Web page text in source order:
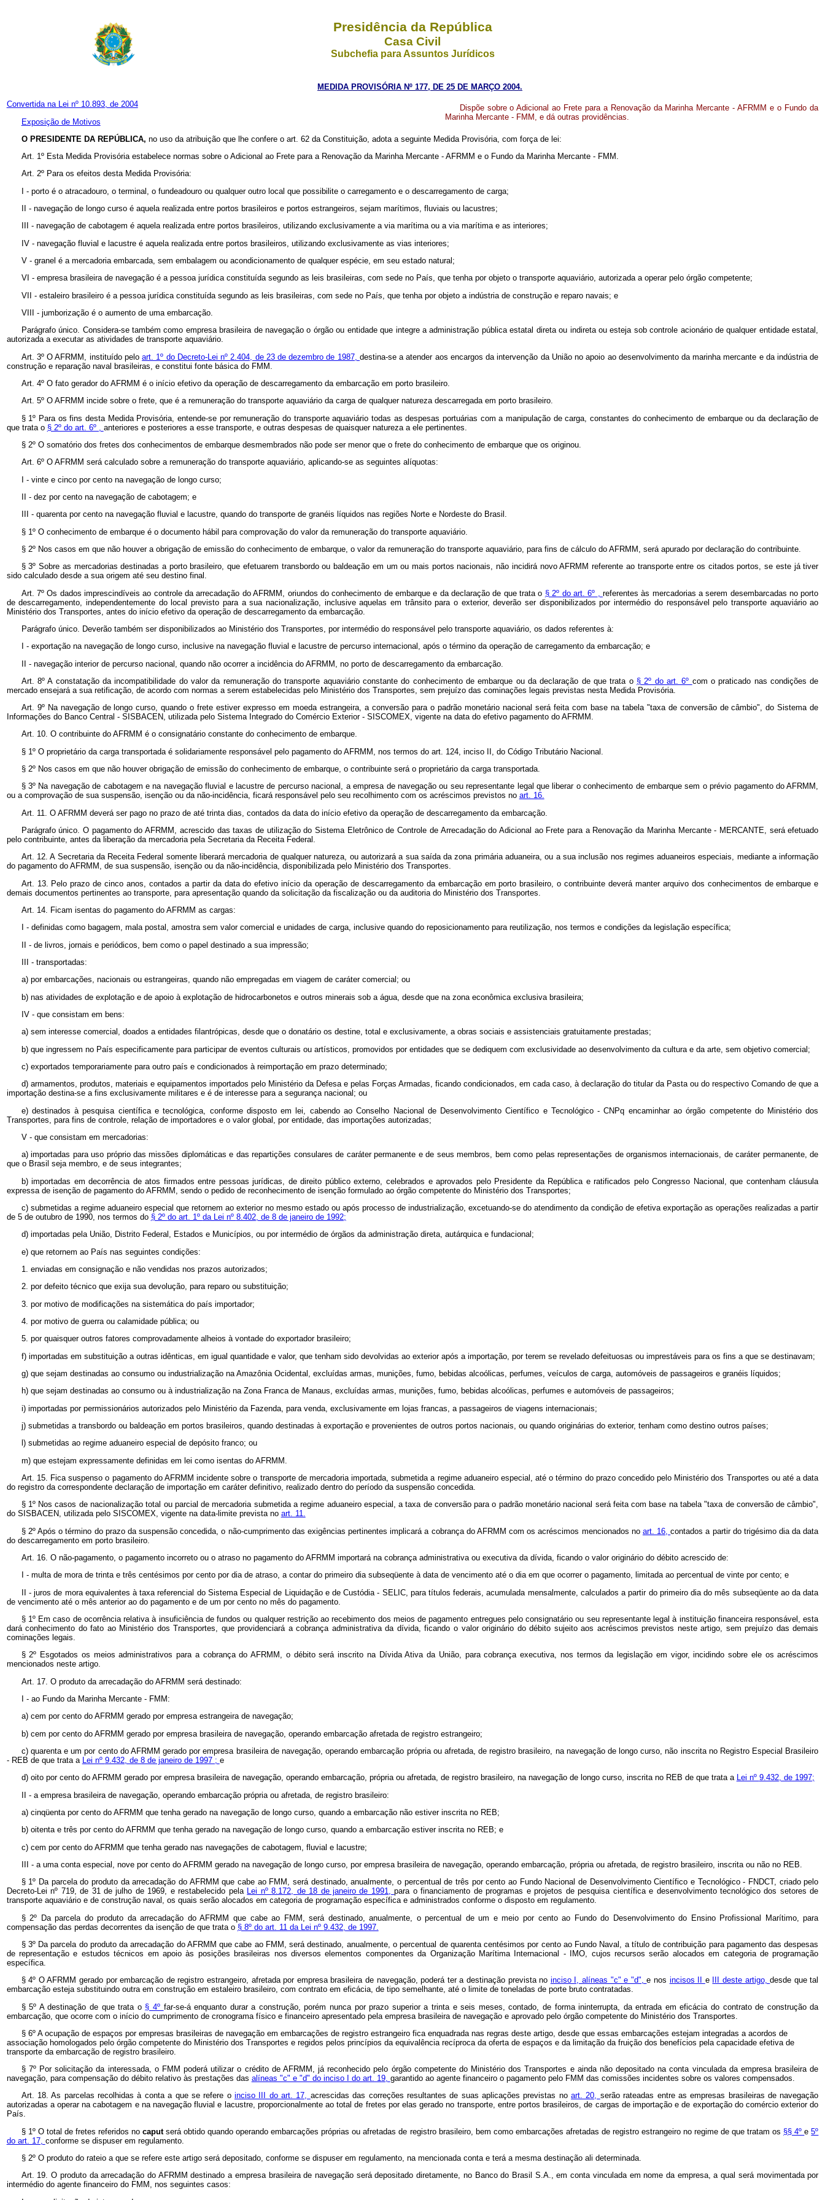
Presidência da República
Casa Civil
Subchefia para Assuntos Jurídicos
MEDIDA PROVISÓRIA Nº 177, DE 25 DE MARÇO 2004.
Convertida na Lei nº 10.893, de 2004
Exposição de Motivos
Dispõe sobre o Adicional ao Frete para a Renovação da Marinha Mercante - AFRMM e o Fundo da
Marinha Mercante - FMM, e dá outras providências.
O PRESIDENTE DA REPÚBLICA, no uso da atribuição que lhe confere o art. 62 da Constituição, adota a seguinte Medida Provisória, com força de lei:
Art. 1º Esta Medida Provisória estabelece normas sobre o Adicional ao Frete para a Renovação da Marinha Mercante - AFRMM e o Fundo da Marinha Mercante - FMM.
Art. 2º Para os efeitos desta Medida Provisória:
I - porto é o atracadouro, o terminal, o fundeadouro ou qualquer outro local que possibilite o carregamento e o descarregamento de carga;
II - navegação de longo curso é aquela realizada entre portos brasileiros e portos estrangeiros, sejam marítimos, fluviais ou lacustres;
III - navegação de cabotagem é aquela realizada entre portos brasileiros, utilizando exclusivamente a via marítima ou a via marítima e as interiores;
IV - navegação fluvial e lacustre é aquela realizada entre portos brasileiros, utilizando exclusivamente as vias interiores;
V - granel é a mercadoria embarcada, sem embalagem ou acondicionamento de qualquer espécie, em seu estado natural;
VI - empresa brasileira de navegação é a pessoa jurídica constituída segundo as leis brasileiras, com sede no País, que tenha por objeto o transporte aquaviário, autorizada a operar pelo órgão competente;
VII - estaleiro brasileiro é a pessoa jurídica constituída segundo as leis brasileiras, com sede no País, que tenha por objeto a indústria de construção e reparo navais; e
VIII - jumborização é o aumento de uma embarcação.
Parágrafo único. Considera-se também como empresa brasileira de navegação o órgão ou entidade que integre a administração pública estatal direta ou indireta ou esteja sob controle acionário de qualquer entidade estatal,
autorizada a executar as atividades de transporte aquaviário.
Art. 3ºO AFRMM, instituído peloart. 1º do Decreto-Lei nº 2.404, de 23 de dezembro de 1987, destina-se a atender aos encargos da intervenção da União no apoio ao desenvolvimento da marinha mercante e da indústria de
construção e reparação naval brasileiras, e constitui fonte básica do FMM.
Art. 4º O fato gerador do AFRMM é o início efetivo da operação de descarregamento da embarcação em porto brasileiro.
Art. 5º O AFRMM incide sobre o frete, que é a remuneração do transporte aquaviário da carga de qualquer natureza descarregada em porto brasileiro.
§ 1º Para os fins desta Medida Provisória, entende-se por remuneração do transporte aquaviário todas as despesas portuárias com a manipulação de carga, constantes do conhecimento de embarque ou da declaração de
que trata o § 2º do art. 6º , anteriores e posteriores a esse transporte, e outras despesas de quaisquer natureza a ele pertinentes.
§ 2º O somatório dos fretes dos conhecimentos de embarque desmembrados não pode ser menor que o frete do conhecimento de embarque que os originou.
Art. 6º O AFRMM será calculado sobre a remuneração do transporte aquaviário, aplicando-se as seguintes alíquotas:
I - vinte e cinco por cento na navegação de longo curso;
II - dez por cento na navegação de cabotagem; e
III - quarenta por cento na navegação fluvial e lacustre, quando do transporte de granéis líquidos nas regiões Norte e Nordeste do Brasil.
§ 1º O conhecimento de embarque é o documento hábil para comprovação do valor da remuneração do transporte aquaviário.
§ 2º Nos casos em que não houver a obrigação de emissão do conhecimento de embarque, o valor da remuneração do transporte aquaviário, para fins de cálculo do AFRMM, será apurado por declaração do contribuinte.
§ 3ºSobre as mercadorias destinadas a porto brasileiro, que efetuarem transbordo ou baldeação em um ou mais portos nacionais, não incidirá novo AFRMM referente ao transporte entre os citados portos, se este já tiver
sido calculado desde a sua origem até seu destino final.
Art. 7ºOs dados imprescindíveis ao controle da arrecadação do AFRMM, oriundos do conhecimento de embarque e da declaração de que trata o § 2º do art. 6º
referentes às mercadorias a serem desembarcadas no porto
de descarregamento, independentemente do local previsto para a sua nacionalização, inclusive aquelas em trânsito para o exterior, deverão ser disponibilizados por intermédio do responsável pelo transporte aquaviário ao
Ministério dos Transportes, antes do início efetivo da operação de descarregamento da embarcação.
Parágrafo único. Deverão também ser disponibilizados ao Ministério dos Transportes, por intermédio do responsável pelo transporte aquaviário, os dados referentes à:
I - exportação na navegação de longo curso, inclusive na navegação fluvial e lacustre de percurso internacional, após o término da operação de carregamento da embarcação; e
II - navegação interior de percurso nacional, quando não ocorrer a incidência do AFRMM, no porto de descarregamento da embarcação.
Art. 8ºA constatação da incompatibilidade do valor da remuneração do transporte aquaviário constante do conhecimento de embarque ou da declaração de que trata o § 2º do art. 6º com o praticado nas condições de
mercado ensejará a sua retificação, de acordo com normas a serem estabelecidas pelo Ministério dos Transportes, sem prejuízo das cominações legais previstas nesta Medida Provisória.
Art. 9º Na navegação de longo curso, quando o frete estiver expresso em moeda estrangeira, a conversão para o padrão monetário nacional será feita com base na tabela "taxa de conversão de câmbio", do Sistema de
Informações do Banco Central - SISBACEN, utilizada pelo Sistema Integrado do Comércio Exterior - SISCOMEX, vigente na data do efetivo pagamento do AFRMM.
Art. 10. O contribuinte do AFRMM é o consignatário constante do conhecimento de embarque.
§ 1º O proprietário da carga transportada é solidariamente responsável pelo pagamento do AFRMM, nos termos do art. 124, inciso II, do Código Tributário Nacional.
§ 2º Nos casos em que não houver obrigação de emissão do conhecimento de embarque, o contribuinte será o proprietário da carga transportada.
§ 3º Na navegação de cabotagem e na navegação fluvial e lacustre de percurso nacional, a empresa de navegação ou seu representante legal que liberar o conhecimento de embarque sem o prévio pagamento do AFRMM,
ou a comprovação de sua suspensão, isenção ou da não-incidência, ficará responsável pelo seu recolhimento com os acréscimos previstos no art. 16.
Art. 11. O AFRMM deverá ser pago no prazo de até trinta dias, contados da data do início efetivo da operação de descarregamento da embarcação.
Parágrafo único. O pagamento do AFRMM, acrescido das taxas de utilização do Sistema Eletrônico de Controle de Arrecadação do Adicional ao Frete para a Renovação da Marinha Mercante - MERCANTE, será efetuado
pelo contribuinte, antes da liberação da mercadoria pela Secretaria da Receita Federal.
Art. 12. A Secretaria da Receita Federal somente liberará mercadoria de qualquer natureza, ou autorizará a sua saída da zona primária aduaneira, ou a sua inclusão nos regimes aduaneiros especiais, mediante a informação
do pagamento do AFRMM, de sua suspensão, isenção ou da não-incidência, disponibilizada pelo Ministério dos Transportes.
Art. 13. Pelo prazo de cinco anos, contados a partir da data do efetivo início da operação de descarregamento da embarcação em porto brasileiro, o contribuinte deverá manter arquivo dos conhecimentos de embarque e
demais documentos pertinentes ao transporte, para apresentação quando da solicitação da fiscalização ou da auditoria do Ministério dos Transportes.
Art. 14. Ficam isentas do pagamento do AFRMM as cargas:
I - definidas como bagagem, mala postal, amostra sem valor comercial e unidades de carga, inclusive quando do reposicionamento para reutilização, nos termos e condições da legislação específica;
II - de livros, jornais e periódicos, bem como o papel destinado a sua impressão;
III - transportadas:
a) por embarcações, nacionais ou estrangeiras, quando não empregadas em viagem de caráter comercial; ou
b) nas atividades de explotação e de apoio à explotação de hidrocarbonetos e outros minerais sob a água, desde que na zona econômica exclusiva brasileira;
IV - que consistam em bens:
a) sem interesse comercial, doados a entidades filantrópicas, desde que o donatário os destine, total e exclusivamente, a obras sociais e assistenciais gratuitamente prestadas;
b) que ingressem no País especificamente para participar de eventos culturais ou artísticos, promovidos por entidades que se dediquem com exclusividade ao desenvolvimento da cultura e da arte, sem objetivo comercial;
c) exportados temporariamente para outro país e condicionados à reimportação em prazo determinado;
d) armamentos, produtos, materiais e equipamentos importados pelo Ministério da Defesa e pelas Forças Armadas, ficando condicionados, em cada caso, à declaração do titular da Pasta ou do respectivo Comando de que a
importação destina-se a fins exclusivamente militares e é de interesse para a segurança nacional; ou
e) destinados à pesquisa científica e tecnológica, conforme disposto em lei, cabendo ao Conselho Nacional de Desenvolvimento Científico e Tecnológico - CNPq encaminhar ao órgão competente do Ministério dos
Transportes, para fins de controle, relação de importadores e o valor global, por entidade, das importações autorizadas;
V - que consistam em mercadorias:
a) importadas para uso próprio das missões diplomáticas e das repartições consulares de caráter permanente e de seus membros, bem como pelas representações de organismos internacionais, de caráter permanente, de
que o Brasil seja membro, e de seus integrantes;
b) importadas em decorrência de atos firmados entre pessoas jurídicas, de direito público externo, celebrados e aprovados pelo Presidente da República e ratificados pelo Congresso Nacional, que contenham cláusula
expressa de isenção de pagamento do AFRMM, sendo o pedido de reconhecimento de isenção formulado ao órgão competente do Ministério dos Transportes;
c) submetidas a regime aduaneiro especial que retornem ao exterior no mesmo estado ou após processo de industrialização, excetuando-se do atendimento da condição de efetiva exportação as operações realizadas a partir
de 5 de outubro de 1990, nos termos do § 2º do art. 1º da Lei nº 8.402, de 8 de janeiro de 1992;
d) importadas pela União, Distrito Federal, Estados e Municípios, ou por intermédio de órgãos da administração direta, autárquica e fundacional;
e) que retornem ao País nas seguintes condições:
1. enviadas em consignação e não vendidas nos prazos autorizados;
2. por defeito técnico que exija sua devolução, para reparo ou substituição;
3. por motivo de modificações na sistemática do país importador;
4. por motivo de guerra ou calamidade pública; ou
5. por quaisquer outros fatores comprovadamente alheios à vontade do exportador brasileiro;
f) importadas em substituição a outras idênticas, em igual quantidade e valor, que tenham sido devolvidas ao exterior após a importação, por terem se revelado defeituosas ou imprestáveis para os fins a que se destinavam;
g) que sejam destinadas ao consumo ou industrialização na Amazônia Ocidental, excluídas armas, munições, fumo, bebidas alcoólicas, perfumes, veículos de carga, automóveis de passageiros e granéis líquidos;
h) que sejam destinadas ao consumo ou à industrialização na Zona Franca de Manaus, excluídas armas, munições, fumo, bebidas alcoólicas, perfumes e automóveis de passageiros;
i) importadas por permissionários autorizados pelo Ministério da Fazenda, para venda, exclusivamente em lojas francas, a passageiros de viagens internacionais;
j) submetidas a transbordo ou baldeação em portos brasileiros, quando destinadas à exportação e provenientes de outros portos nacionais, ou quando originárias do exterior, tenham como destino outros países;
l) submetidas ao regime aduaneiro especial de depósito franco; ou
m) que estejam expressamente definidas em lei como isentas do AFRMM.
Art. 15. Fica suspenso o pagamento do AFRMM incidente sobre o transporte de mercadoria importada, submetida a regime aduaneiro especial, até o término do prazo concedido pelo Ministério dos Transportes ou até a data
do registro da correspondente declaração de importação em caráter definitivo, realizado dentro do período da suspensão concedida.
§ 1º Nos casos de nacionalização total ou parcial de mercadoria submetida a regime aduaneiro especial, a taxa de conversão para o padrão monetário nacional será feita com base na tabela "taxa de conversão de câmbio",
do SISBACEN, utilizada pelo SISCOMEX, vigente na data-limite prevista no art. 11.
§ 2º Após o término do prazo da suspensão concedida, o não-cumprimento das exigências pertinentes implicará a cobrança do AFRMM com os acréscimos mencionados no art. 16,contados a partir do trigésimo dia da data
do descarregamento em porto brasileiro.
Art. 16. O não-pagamento, o pagamento incorreto ou o atraso no pagamento do AFRMM importará na cobrança administrativa ou executiva da dívida, ficando o valor originário do débito acrescido de:
I - multa de mora de trinta e três centésimos por cento por dia de atraso, a contar do primeiro dia subseqüente à data de vencimento até o dia em que ocorrer o pagamento, limitada ao percentual de vinte por cento; e
II - juros de mora equivalentes à taxa referencial do Sistema Especial de Liquidação e de Custódia - SELIC, para títulos federais, acumulada mensalmente, calculados a partir do primeiro dia do mês subseqüente ao da data
de vencimento até o mês anterior ao do pagamento e de um por cento no mês do pagamento.
§ 1º Em caso de ocorrência relativa à insuficiência de fundos ou qualquer restrição ao recebimento dos meios de pagamento entregues pelo consignatário ou seu representante legal à instituição financeira responsável, esta
dará conhecimento do fato ao Ministério dos Transportes, que providenciará a cobrança administrativa da dívida, ficando o valor originário do débito sujeito aos acréscimos previstos neste artigo, sem prejuízo das demais
cominações legais.
§ 2º Esgotados os meios administrativos para a cobrança do AFRMM, o débito será inscrito na Dívida Ativa da União, para cobrança executiva, nos termos da legislação em vigor, incidindo sobre ele os acréscimos
mencionados neste artigo.
Art. 17. O produto da arrecadação do AFRMM será destinado:
I - ao Fundo da Marinha Mercante - FMM:
a) cem por cento do AFRMM gerado por empresa estrangeira de navegação;
b) cem por cento do AFRMM gerado por empresa brasileira de navegação, operando embarcação afretada de registro estrangeiro;
c) quarenta e um por cento do AFRMM gerado por empresa brasileira de navegação, operando embarcação própria ou afretada, de registro brasileiro, na navegação de longo curso, não inscrita no Registro Especial Brasileiro
- REB de que trata a
Lei nº 9.432, de 8 de janeiro de 1997 ; e
d) oito por cento do AFRMM gerado por empresa brasileira de navegação, operando embarcação, própria ou afretada, de registro brasileiro, na navegação de longo curso, inscrita no REB de que trata a Lei nº 9.432, de 1997;
II - a empresa brasileira de navegação, operando embarcação própria ou afretada, de registro brasileiro:
a) cinqüenta por cento do AFRMM que tenha gerado na navegação de longo curso, quando a embarcação não estiver inscrita no REB;
b) oitenta e três por cento do AFRMM que tenha gerado na navegação de longo curso, quando a embarcação estiver inscrita no REB; e
c) cem por cento do AFRMM que tenha gerado nas navegações de cabotagem, fluvial e lacustre;
III - a uma conta especial, nove por cento do AFRMM gerado na navegação de longo curso, por empresa brasileira de navegação, operando embarcação, própria ou afretada, de registro brasileiro, inscrita ou não no REB.
§ 1º Da parcela do produto da arrecadação do AFRMM que cabe ao FMM, será destinado, anualmente, o percentual de três por cento ao Fundo Nacional de Desenvolvimento Científico e Tecnológico - FNDCT, criado pelo
Decreto-Lei nº 719, de 31 de julho de 1969, e restabelecido pela Lei nº8.172, de 18 de janeiro de 1991,para o financiamento de programas e projetos de pesquisa científica e desenvolvimento tecnológico dos setores de
transporte aquaviário e de construção naval, os quais serão alocados em categoria de programação específica e administrados conforme o disposto em regulamento.
§ 2º Da parcela do produto da arrecadação do AFRMM que cabe ao FMM, será destinado, anualmente, o percentual de um e meio por cento ao Fundo do Desenvolvimento do Ensino Profissional Marítimo, para
compensação das perdas decorrentes da isenção de que trata o § 8º do art. 11 da Lei nº 9.432, de 1997.
§ 3º Da parcela do produto da arrecadação do AFRMM que cabe ao FMM, será destinado, anualmente, o percentual de quarenta centésimos por cento ao Fundo Naval, a título de contribuição para pagamento das despesas
de representação e estudos técnicos em apoio às posições brasileiras nos diversos elementos componentes da Organização Marítima Internacional - IMO, cujos recursos serão alocados em categoria de programação
específica.
§ 4º O AFRMM gerado por embarcação de registro estrangeiro, afretada por empresa brasileira de navegação, poderá ter a destinação prevista no inciso I, alíneas "c" e "d",e nos incisos II e III deste artigo,desde que tal
embarcação esteja substituindo outra em construção em estaleiro brasileiro, com contrato em eficácia, de tipo semelhante, até o limite de toneladas de porte bruto contratadas.
§ 5º A destinação de que trata o § 4º far-se-á enquanto durar a construção, porém nunca por prazo superior a trinta e seis meses, contado, de forma ininterrupta, da entrada em eficácia do contrato de construção da
embarcação, que ocorre com o início do cumprimento de cronograma físico e financeiro apresentado pela empresa brasileira de navegação e aprovado pelo órgão competente do Ministério dos Transportes.
§ 6º A ocupação de espaços por empresas brasileiras de navegação em embarcações de registro estrangeiro fica enquadrada nas regras deste artigo, desde que essas embarcações estejam integradas a acordos de
associação homologados pelo órgão competente do Ministério dos Transportes e regidos pelos princípios da equivalência recíproca da oferta de espaços e da limitação da fruição dos benefícios pela capacidade efetiva de
transporte da embarcação de registro brasileiro.
§ 7º Por solicitação da interessada, o FMM poderá utilizar o crédito de AFRMM, já reconhecido pelo órgão competente do Ministério dos Transportes e ainda não depositado na conta vinculada da empresa brasileira de
navegação, para compensação do débito relativo às prestações das alíneas "c" e "d" do inciso I do art. 19, garantido ao agente financeiro o pagamento pelo FMM das comissões incidentes sobre os valores compensados.
Art. 18. As parcelas recolhidas à conta a que se refere oinciso III do art. 17, acrescidas das correções resultantes de suas aplicações previstas noart. 20, serão rateadas entre as empresas brasileiras de navegação
autorizadas a operar na cabotagem e na navegação fluvial e lacustre, proporcionalmente ao total de fretes por elas gerado no transporte, entre portos brasileiros, de cargas de importação e de exportação do comércio exterior do
País.
§ 1º O total de fretes referidos nocaputserá obtido quando operando embarcações próprias ou afretadas de registro brasileiro, bem como embarcações afretadas de registro estrangeiro no regime de que tratam os §§ 4ºe5º
do art. 17, conforme se dispuser em regulamento.
§ 2º O produto do rateio a que se refere este artigo será depositado, conforme se dispuser em regulamento, na mencionada conta e terá a mesma destinação ali determinada.
Art. 19. O produto da arrecadação do AFRMM destinado a empresa brasileira de navegação será depositado diretamente, no Banco do Brasil S.A., em conta vinculada em nome da empresa, a qual será movimentada por
intermédio do agente financeiro do FMM, nos seguintes casos: